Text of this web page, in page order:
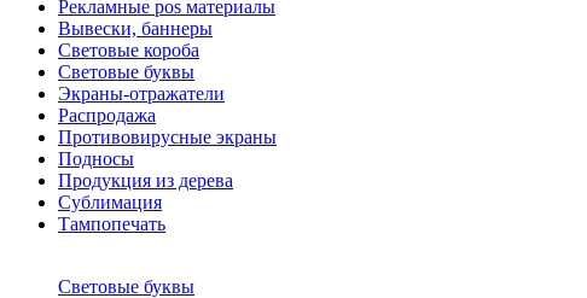
Рекламные pos материалы
Вывески, баннеры
Световые короба
Световые буквы
Экраны-отражатели
Распродажа
Противовирусные экраны
Подносы
Продукция из дерева
Сублимация
Тампопечать
Световые буквы